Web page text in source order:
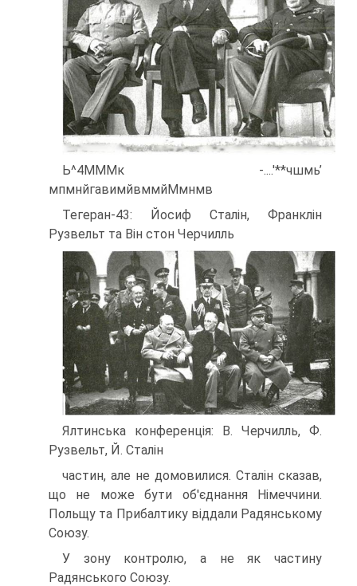
Ь^4МММк -....'**чшмь’
мпмнйгавимйвммйМмнмв
Тегеран-43: Йосиф Сталін, Франклін
Рузвельт та Він стон Черчилль
Ялтинська конференція: В. Черчилль, Ф.
Рузвельт, Й. Сталін
частин, але не домовилися. Сталін сказав,
що не може бути об'єднання Німеччини.
Польщу та Прибалтику відда­ли Радянському
Союзу.
У зону контролю, а не як частину
Радянського Союзу.